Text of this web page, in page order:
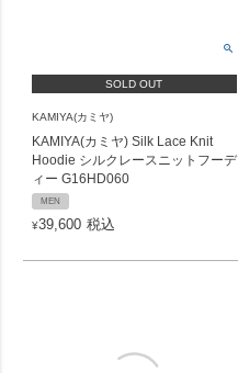
SOLD OUT
KAMIYA(カミヤ)
KAMIYA(カミヤ) Silk Lace Knit
Hoodie シルクレースニットフーデ
ィー G16HD060
MEN
¥39,600 税込